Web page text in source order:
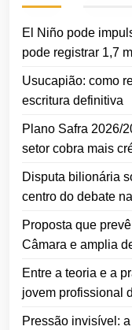
El Niño pode
pode registrar 1,7
Usucapião: como
escritura definitiva
Plano Safra 2026/
setor cobra mais
Disputa bilionária
centro do debate
Proposta que
Câmara e amplia
Entre a teoria e a
jovem profissional
Pressão invisível: